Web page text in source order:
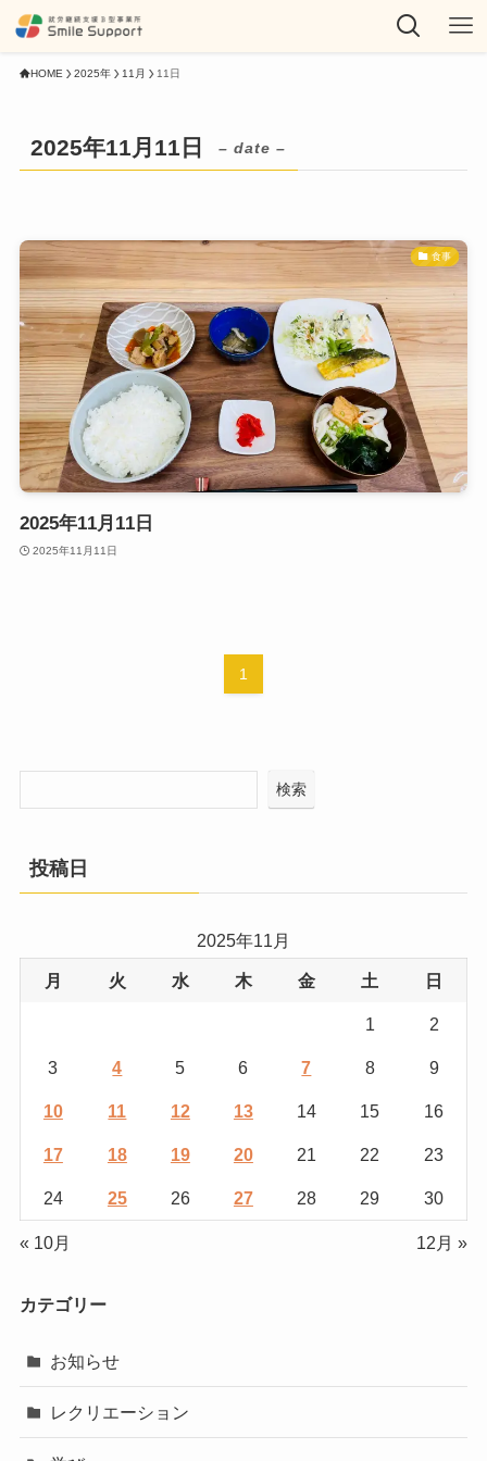
HOME 2025年 11月 11日
2025年11月11日 – date –
食事
2025年11月11日
2025年11月11日
1
検索
投稿日
2025年11月
月 火 水 木 金 土 日
1 2
3 4 5 6 7 8 9
10 11 12 13 14 15 16
17 18 19 20 21 22 23
24 25 26 27 28 29 30
« 10月 12月 »
カテゴリー
お知らせ
レクリエーション